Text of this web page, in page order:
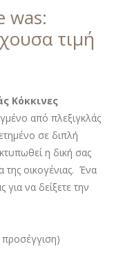
was:
τιμή
Κόκκινες
από πλεξιγκλάς
σε διπλή
η δική σας
οικογένιας. Ένα
να δείξετε την
προσέγγιση)